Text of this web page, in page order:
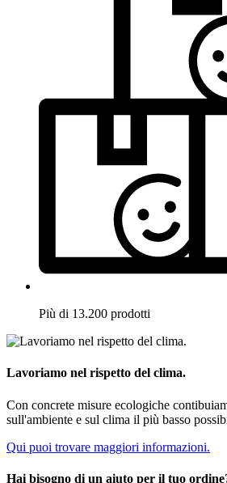
Più di 13.200 prodotti
Lavoriamo nel rispetto del clima.
Con concrete misure ecologiche
sull'ambiente e sul clima il più basso
Qui puoi trovare maggiori informazioni.
Hai bisogno di un aiuto per il tuo